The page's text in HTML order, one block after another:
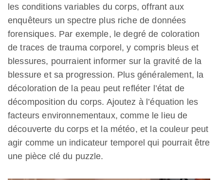
les conditions variables du corps, offrant aux
enquêteurs un spectre plus riche de données
forensiques. Par exemple, le degré de coloration
de traces de trauma corporel, y compris bleus et
blessures, pourraient informer sur la gravité de la
blessure et sa progression. Plus généralement, la
décoloration de la peau peut refléter l’état de
décomposition du corps. Ajoutez à l’équation les
facteurs environnementaux, comme le lieu de
découverte du corps et la météo, et la couleur peut
agir comme un indicateur temporel qui pourrait être
une pièce clé du puzzle.